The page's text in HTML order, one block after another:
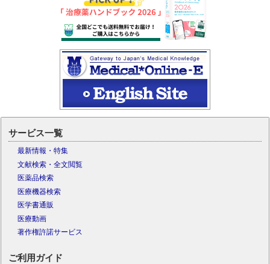
サービス一覧
最新情報・特集
文献検索・全文閲覧
医薬品検索
医療機器検索
医学書通販
医療動画
著作権許諾サービス
ご利用ガイド